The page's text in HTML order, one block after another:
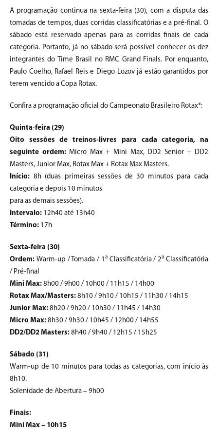
A programação continua na sexta-feira (30), com a disputa das
tomadas de tempos, duas corridas classificatórias e a pré-final. O
sábado está reservado apenas para as corridas finais de cada
categoria. Portanto, já no sábado será possível conhecer os dez
integrantes do Time Brasil no RMC Grand Finals. Por enquanto,
Paulo Coelho, Rafael Reis e Diego Lozov já estão garantidos por
terem vencido a Copa Rotax.
Confira a programação oficial do Campeonato Brasileiro Rotax*:
Quinta-feira (29)
Oito sessões de treinos-livres para cada categoria, na
seguinte ordem:Micro Max + Mini Max, DD2 Senior + DD2
Masters, Junior Max, Rotax Max + Rotax Max Masters.
Início: 8h (duas primeiras sessões de 30 minutos para cada
categoria e depois 10 minutos
para as demais sessões).
Intervalo: 12h40 até 13h40
Término: 17h
Sexta-feira (30)
Ordem: Warm-up / Tomada / 1 aClassificatória / 2a Classificatória
/ Pré-final
Mini Max: 8h00 / 9h00 / 10h00 / 11h15 / 14h00
Rotax Max/Masters: 8h10 / 9h10 / 10h15 / 11h30 / 14h15
Junior Max: 8h20 / 9h20 / 10h30 / 11h45 / 14h30
Micro Max: 8h30 / 9h30 / 10h45 / 12h00 / 14h55
DD2/DD2 Masters: 8h40 / 9h40 / 12h15 / 15h25
Sábado (31)
Warm-up de 10 minutos para todas as categorias, com início às
8h10.
Solenidade de Abertura – 9h00
Finais:
Mini Max – 10h15